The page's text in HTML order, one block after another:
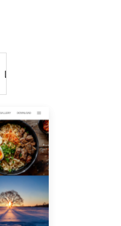
レストラン・飲食店